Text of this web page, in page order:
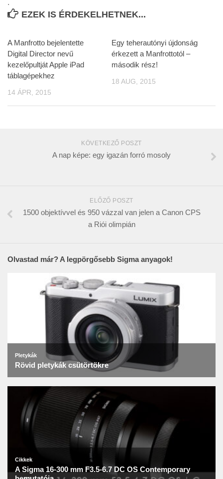
.
EZEK IS ÉRDEKELHETNEK...
A Manfrotto bejelentette
Digital Director nevű
kezelőpultját Apple iPad
táblagépekhez
14 ÁPR, 2015
Egy teherautónyi újdonság
érkezett a Manfrottotól –
második rész!
18 AUG, 2015
KÖVETKEZŐ POSZT
A nap képe: egy igazán forró mosoly
ELŐZŐ POSZT
1500 objektívvel és 950 vázzal van jelen a Canon CPS
a Riói olimpián
Olvastad már? A legpörgősebb Sigma anyagok!